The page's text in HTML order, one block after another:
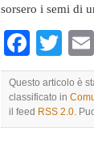
sorsero i semi di
Questo articolo è
classificato in
il feed RSS 2.0.